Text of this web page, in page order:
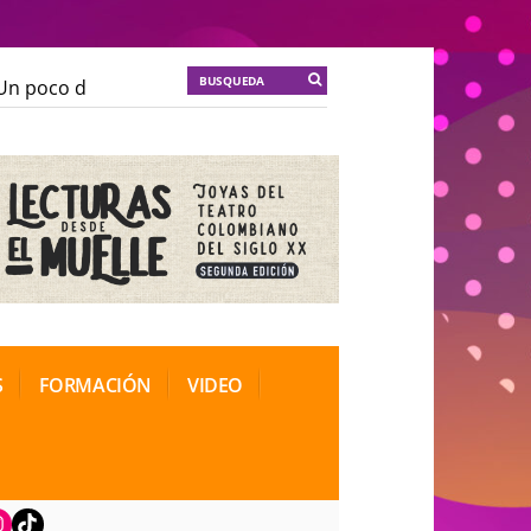
poco de locura para la cordura
Soma
Soma
de Teatro Rosa
FORMACIÓN VIDEO
TikTok